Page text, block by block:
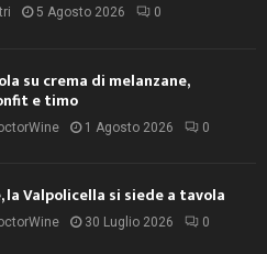
5 Agosto 2026 0
su crema di melanzane,
e timo
1 Agosto 2026 0
la Valpolicella si siede a tavola
30 Luglio 2026 0